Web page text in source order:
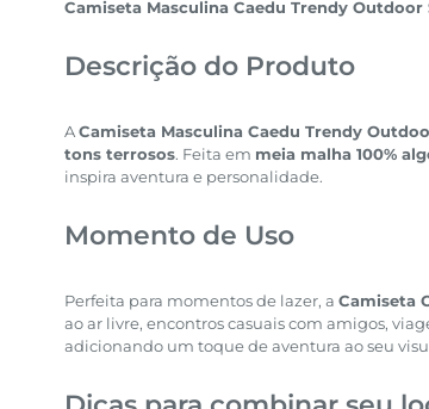
Camiseta Masculina Caedu Trendy Outdoor
Descrição do Produto
ACamiseta Masculina Caedu Trendy
tons terrosos. Feita em meia malha 100%
inspira aventura e personalidade.
Momento de Uso
Perfeita para momentos de lazer, a Camiseta
ao ar livre, encontros casuais com amigos,
adicionando um toque de aventura ao seu